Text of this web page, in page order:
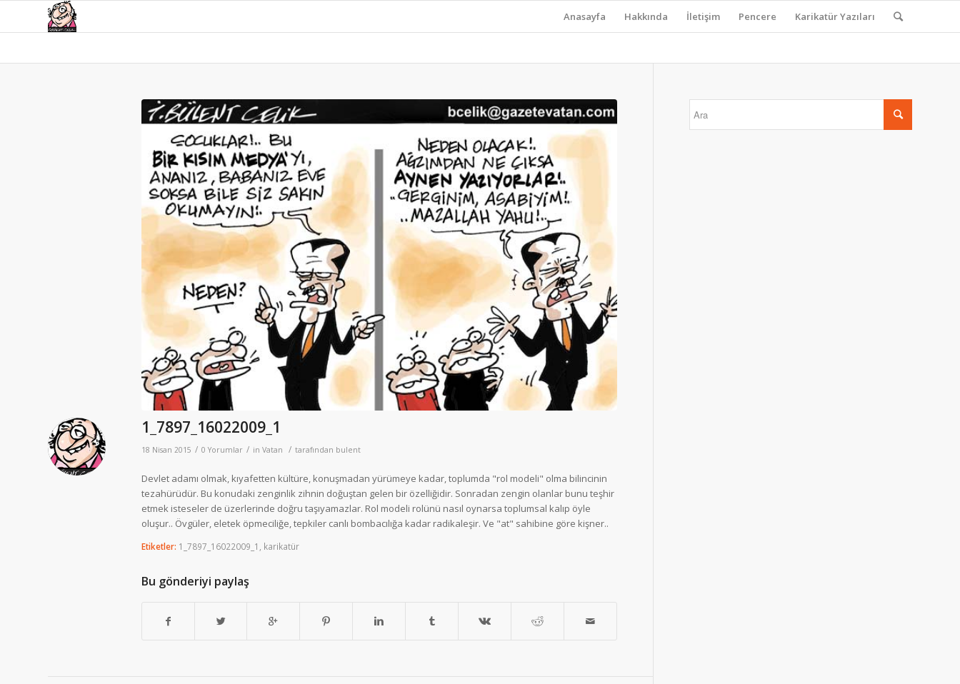
Anasayfa Hakkında İletişim Pencere Karikatür Yazıları
1_7897_16022009_1
18 Nisan 2015 / 0 Yorumlar / in Vatan / tarafından bulent
Devlet adamı olmak, kıyafetten kültüre, konuşmadan yürümeye kadar, toplumda "rol modeli" olma bilincinin
tezahürüdür. Bu konudaki zenginlik zihnin doğuştan gelen bir özelliğidir. Sonradan zengin olanlar bunu teşhir
etmek isteseler de üzerlerinde doğru taşıyamazlar. Rol modeli rolünü nasıl oynarsa toplumsal kalıp öyle
oluşur.. Övgüler, eletek öpmeciliğe, tepkiler canlı bombacılığa kadar radikaleşir. Ve "at" sahibine göre kişner..
Etiketler: 1_7897_16022009_1 , karikatür
Bu gönderiyi paylaş